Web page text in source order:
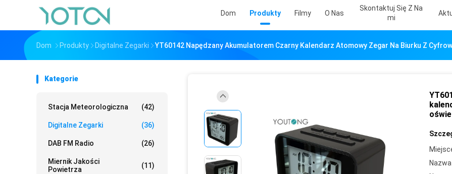
Dom Produkty Filmy O Nas
Skontaktuj Się Z Na
Mi
Dom Produkty Digitalne Zegarki YT60142 Napędzany Akumulatorem Czarny Kalendarz Atomowy Zegar Na Biurku Z
Kategorie
Stacja Meteorologiczna (42)
Digitalne Zegarki (36)
DAB FM Radio (26)
Miernik Jakości
Powietrza
(11)